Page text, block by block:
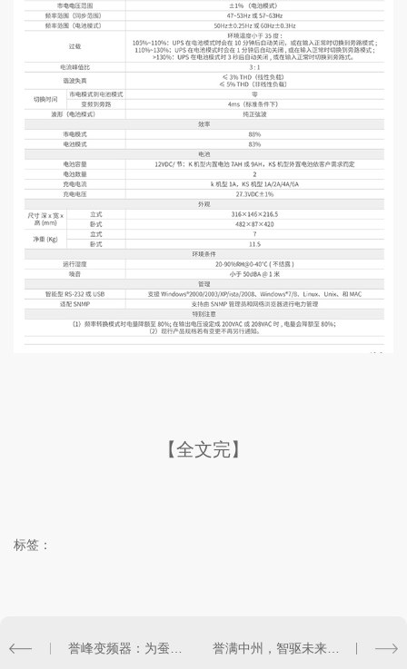
【全文完】
标签：
誉峰变频器：为蚕丝选剥车间筑牢生产保障 誉满中州，智驱未来！誉峰变频器重磅登陆郑州数字化装备博览会